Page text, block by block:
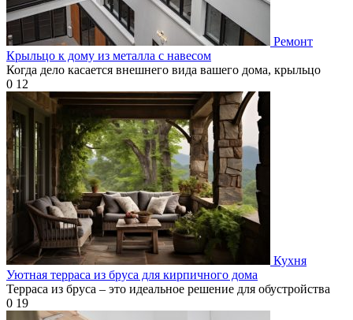
Ремонт
Крыльцо к дому из металла с навесом
Когда дело касается внешнего вида вашего дома, крыльцо
0 12
Кухня
Уютная терраса из бруса для кирпичного дома
Терраса из бруса – это идеальное решение для обустройства
0 19